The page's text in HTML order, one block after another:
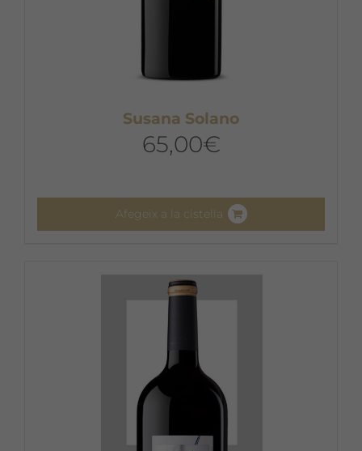
Susana Solano
65,00€
Afegeix a la cistella